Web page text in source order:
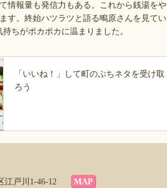
情報量も発信力もある。これから銭湯を
す。終始ハツラツと語る鴫原さんを見て
ちがポカポカに温まりました。
「いいね！」して町のぷちネタを受け取
ろう
江戸川1-46-12
MAP